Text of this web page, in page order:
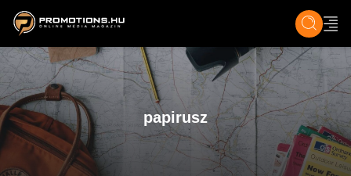
ZENE, FILM & KULT ÉLET TECH &
papirusz